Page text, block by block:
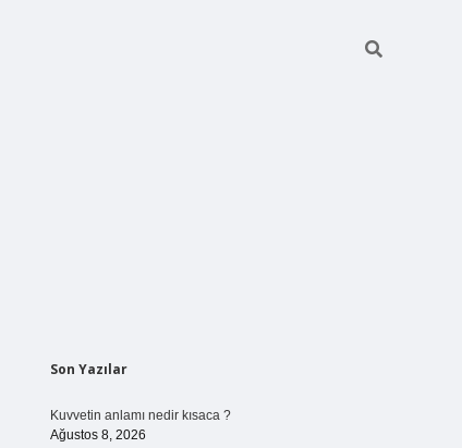
Sidebar
Son Yazılar
Kuvvetin anlamı nedir kısaca ?
Ağustos 8, 2026